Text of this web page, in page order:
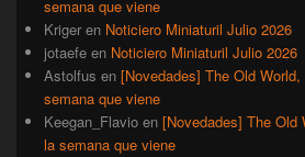
semana que viene
Kriger en Noticiero Miniaturil Julio 2026
jotaefe en Noticiero Miniaturil Julio 2026
Astolfus en [Novedades] The Old
semana que viene
Keegan_Flavio en [Novedades] The Old
la semana que viene